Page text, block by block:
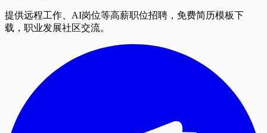
提供远程工作、AI岗位等高薪职位招聘，免费简历模板下
载，职业发展社区交流。